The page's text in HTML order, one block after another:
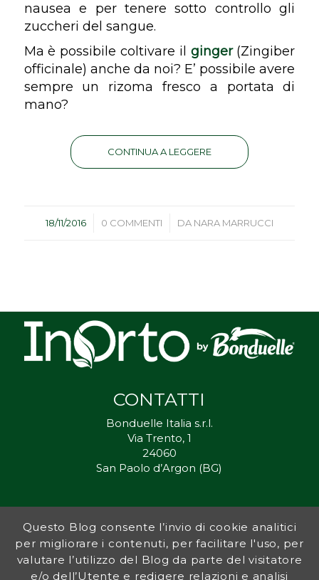
nausea e per tenere sotto controllo gli
zuccheri del sangue.
Ma è possibile coltivare il ginger(Zingiber
officinale) anche da noi? E’ possibile avere
sempre un rizoma fresco a portata di
mano?
CONTINUA A LEGGERE
18/11/2016
/ 0 COMMENTI
/ DA NARA MARRUCCI
CONTATTI
Bonduelle Italia s.r.l.
Via Trento, 1
24060
San Paolo d’Argon (BG)
Inorto.org è dal 2011 il punto di riferimento per gli ortisti italiani, e
fornisce preziosi consigli sia ai più esperti che a nuovi interessati.
L’obiettivo di Bonduelle è ispirare la transizione verso una dieta a
base vegetale per contribuire al benessere delle persone e del
Questo Blog consente l’invio di cookie analitici
per migliorare i contenuti, per facilitare l'uso, per
valutare l’utilizzo del Blog da parte del visitatore
e/o dell’Utente e redigere relazioni e analisi